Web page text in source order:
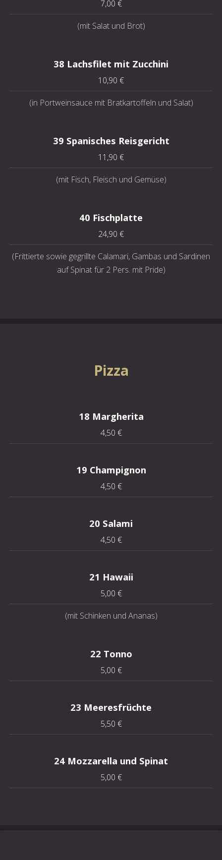
7,00 €
(mit Salat und Brot)
38 Lachsfilet mit Zucchini
10,90 €
(in Portweinsauce mit Bratkartoffeln und Salat)
39 Spanisches Reisgericht
11,90 €
(mit Fisch, Fleisch und Gemüse)
40 Fischplatte
24,90 €
(Frittierte sowie gegrillte Calamari, Gambas und Sardinen
auf Spinat für 2 Pers. mit Pride)
Pizza
18 Margherita
4,50 €
19 Champignon
4,50 €
20 Salami
4,50 €
21 Hawaii
5,00 €
(mit Schinken und Ananas)
22 Tonno
5,00 €
23 Meeresfrüchte
5,50 €
24 Mozzarella und Spinat
5,00 €